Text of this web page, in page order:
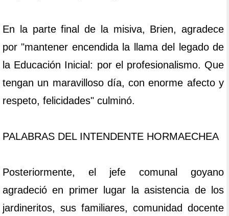
En la parte final de la misiva, Brien, agradece
por "mantener encendida la llama del legado de
la Educación Inicial: por el profesionalismo. Que
tengan un maravilloso día, con enorme afecto y
respeto, felicidades" culminó.
PALABRAS DEL INTENDENTE HORMAECHEA
Posteriormente, el jefe comunal goyano
agradeció en primer lugar la asistencia de los
jardineritos, sus familiares, comunidad docente